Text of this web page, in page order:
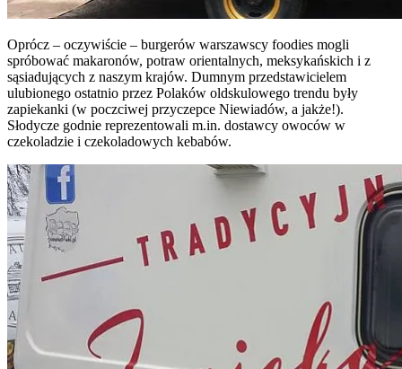
Oprócz – oczywiście – burgerów warszawscy foodies mogli
spróbować makaronów, potraw orientalnych, meksykańskich i z
sąsiadujących z naszym krajów. Dumnym przedstawicielem
ulubionego ostatnio przez Polaków oldskulowego trendu były
zapiekanki (w poczciwej przyczepce Niewiadów, a jakże!).
Słodycze godnie reprezentowali m.in. dostawcy owoców w
czekoladzie i czekoladowych kebabów.